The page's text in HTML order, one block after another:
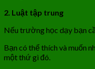
2. Luật tập trung
Nếu trường học dạy bạn
Bạn có thể thích và muốn
một thứ gì đó.